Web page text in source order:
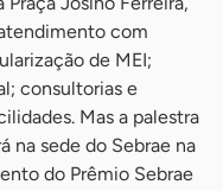
com
de MEI;
consultorias e
Mas a palestra
na sede do Sebrae na
do Prêmio Sebrae